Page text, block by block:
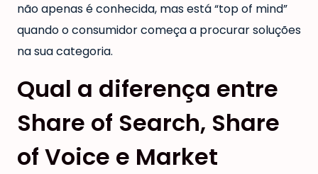
não apenas é conhecida, mas está “top of mind”
quando o consumidor começa a procurar soluções
na sua categoria.
Qual a diferença entre
Share of Search, Share
of Voice e Market